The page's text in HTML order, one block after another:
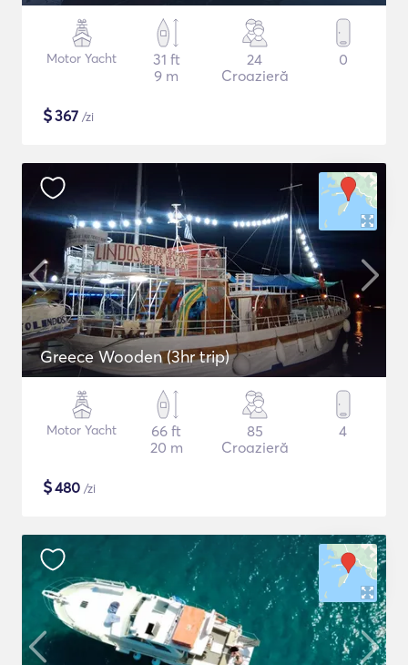
Motor Yacht
31 ft
9 m
24
Croazieră
0
$367 /zi
Greece Wooden (3hr trip)
Motor Yacht
66 ft
20 m
85
Croazieră
4
$480 /zi